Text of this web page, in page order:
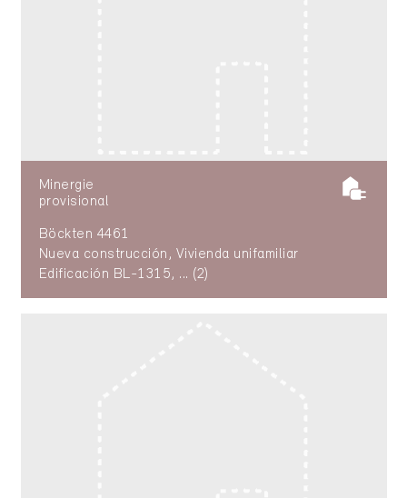
Minergie
provisional
Böckten 4461
Nueva construcción, Vivienda unifamiliar
Edificación BL-1315, ... (2)